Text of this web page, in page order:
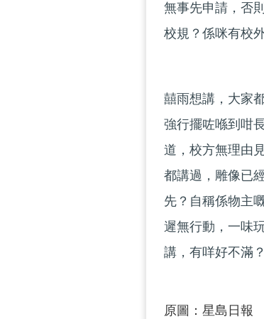
無事先申請，否
校規？係咪有校
囍雨想講，大家
強行擺咗喺到咁
道，校方無理由
都講過，雕像已
先？自稱係物主
遲無行動，一味
講，有咩好不滿？
原圖：星島日報